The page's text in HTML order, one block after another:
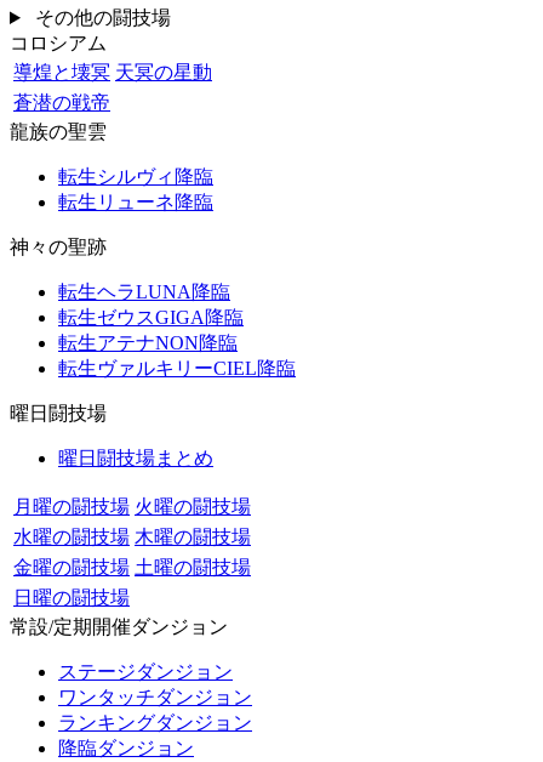
その他の闘技場
コロシアム
導煌と壊冥 天冥の星動
蒼潜の戦帝
龍族の聖雲
転生シルヴィ降臨
転生リューネ降臨
神々の聖跡
転生ヘラLUNA降臨
転生ゼウスGIGA降臨
転生アテナNON降臨
転生ヴァルキリーCIEL降臨
曜日闘技場
曜日闘技場まとめ
月曜の闘技場 火曜の闘技場
水曜の闘技場 木曜の闘技場
金曜の闘技場 土曜の闘技場
日曜の闘技場
常設/定期開催ダンジョン
ステージダンジョン
ワンタッチダンジョン
ランキングダンジョン
降臨ダンジョン